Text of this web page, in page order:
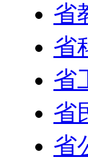
省
省
省
省
省